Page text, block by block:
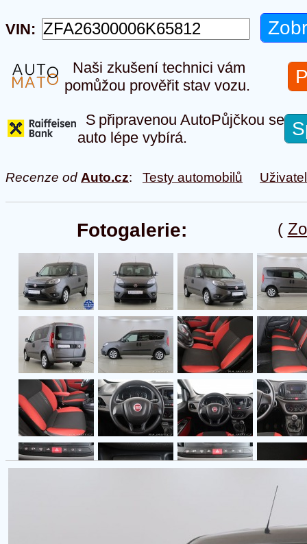
VIN:
Naši zkušení technici vám
pomůžou prověřit stav vozu.
S připravenou AutoPůjčkou se
auto lépe vybírá.
Recenze od Auto.cz: Testy automobilů
(
Fotogalerie: